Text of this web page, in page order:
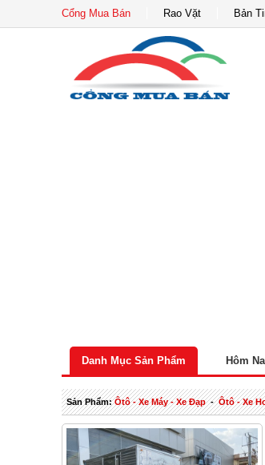
Cổng Mua Bán Rao Vặt Bản
Danh Mục Sản Phẩm Hôm
Sản Phẩm:Ôtô - Xe Máy - Xe Đạp-Ôtô - Xe